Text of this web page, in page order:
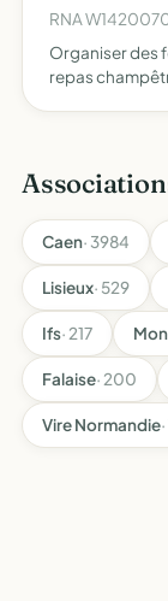
RNA
Organiser des
repas
Caen· 3984
Lisieux· 529
Ifs· 217
Falaise· 200
Vire Normandie